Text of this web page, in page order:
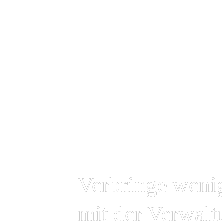
Verbringe
mit der